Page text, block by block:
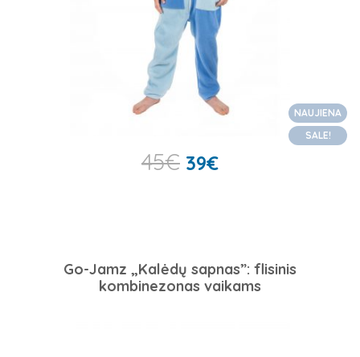
NAUJIENA
SALE!
45€ 39€
Go-Jamz „Kalėdų sapnas”: flisinis
kombinezonas vaikams